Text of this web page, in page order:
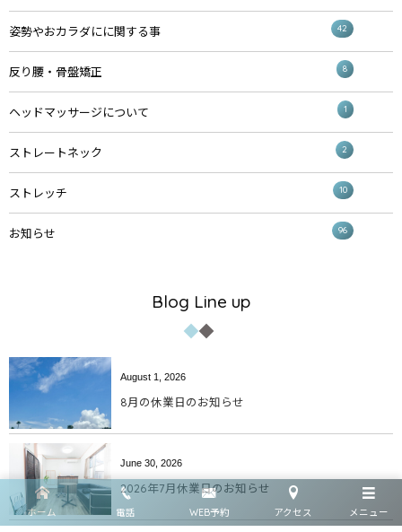
姿勢やおカラダにに関する事 42
反り腰・骨盤矯正 8
ヘッドマッサージについて 1
ストレートネック 2
ストレッチ 10
お知らせ 96
Blog Line up
August 1 2026
8月の休業日のお知らせ
June 30, 2026
2026年7月休業日のお知らせ
メニュー
ホーム 電話 WEB予約 アクセス